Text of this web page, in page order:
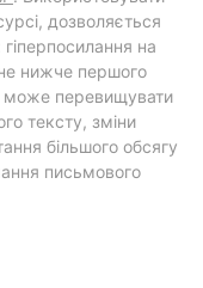
дозволяється
на
нижче першого
може перевищувати
тексту, зміни
більшого обсягу
письмового